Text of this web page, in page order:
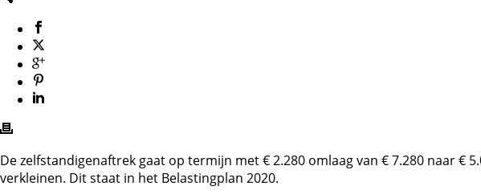
De zelfstandigenaftrek gaat op termijn met € 2.280 omlaag van € 7.280 naar €
verkleinen. Dit staat in het Belastingplan 2020.